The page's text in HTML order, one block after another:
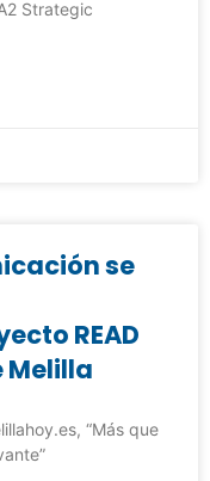
Strategic
se
READ
Melilla
“Más que